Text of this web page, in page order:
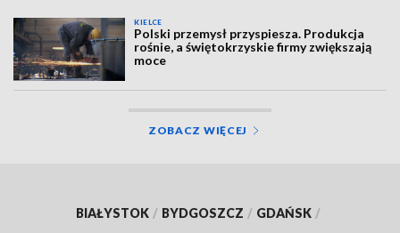
KIELCE
Polski przemysł przyspiesza. Produkcja
rośnie, a świętokrzyskie firmy zwiększają
moce
ZOBACZ WIĘCEJ
BIAŁYSTOK / BYDGOSZCZ / GDAŃSK /